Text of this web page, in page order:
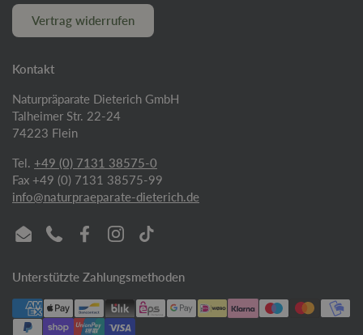
Vertrag widerrufen
Kontakt
Naturpräparate Dieterich GmbH
Talheimer Str. 22-24
74223 Flein
Tel. +49 (0) 7131 38575-0
Fax +49 (0) 7131 38575-99
info@naturpraeparate-dieterich.de
EmailPhoneFacebookInstagramTikTok
Unterstützte Zahlungsmethoden